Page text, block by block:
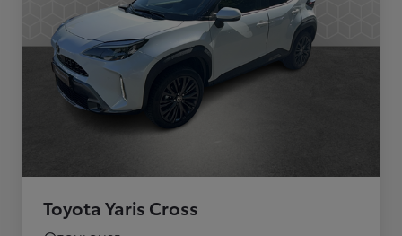
Toyota Yaris Cross